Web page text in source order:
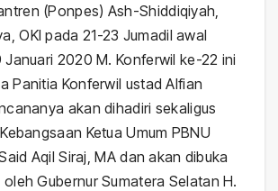
(Ponpes) Ash-Shiddiqiyah,
OKI pada 21-23 Jumadil awal
Januari 2020 M. Konferwil ke-22 ini
Panitia Konferwil ustad Alfian
akan dihadiri sekaligus
Ketua Umum PBNU
Aqil Siraj, MA dan akan dibuka
Gubernur Sumatera Selatan H.